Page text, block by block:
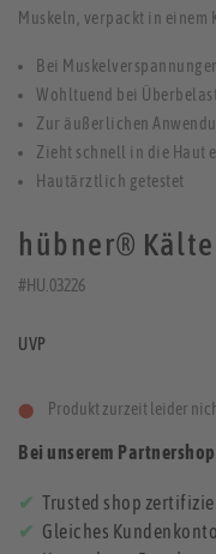
Muskeln, verpackt in einem
Bei
Wohltuend bei
Zur äußerlichen
Zieht schnell in die Haut
Hautärztlich getestet
hübner®
#HU.03226
UVP
Produkt zurzeit leider
Bei unserem Partnershop
Trusted shop
Gleiches